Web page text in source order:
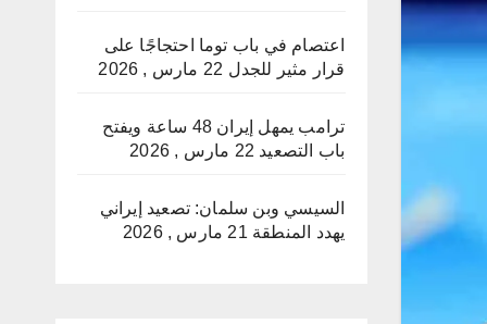
اعتصام في باب توما احتجاجًا على
قرار مثير للجدل 22 مارس , 2026
ترامب يمهل إيران 48 ساعة ويفتح
باب التصعيد 22 مارس , 2026
السيسي وبن سلمان: تصعيد إيراني
يهدد المنطقة 21 مارس , 2026